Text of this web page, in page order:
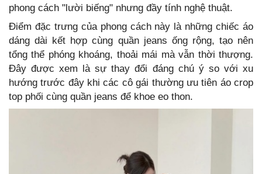
phong cách "lười biếng" nhưng đầy tính nghệ thuật.
Điểm đặc trưng của phong cách này là những chiếc áo
dáng dài kết hợp cùng quần jeans ống rộng, tạo nên
tổng thể phóng khoáng, thoải mái mà vẫn thời thượng.
Đây được xem là sự thay đổi đáng chú ý so với xu
hướng trước đây khi các cô gái thường ưu tiên áo crop
top phối cùng quần jeans để khoe eo thon.